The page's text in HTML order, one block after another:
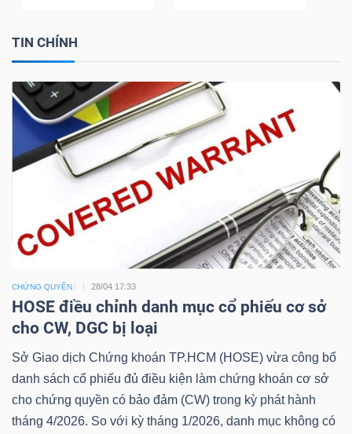
TIN CHÍNH
CHỨNG QUYỀN 28/04 17:33
HOSE điều chỉnh danh mục cổ phiếu cơ sở
cho CW, DGC bị loại
Sở Giao dịch Chứng khoán TP.HCM (HOSE) vừa công bố
danh sách cổ phiếu đủ điều kiện làm chứng khoán cơ sở
cho chứng quyền có bảo đảm (CW) trong kỳ phát hành
tháng 4/2026. So với kỳ tháng 1/2026, danh mục không có